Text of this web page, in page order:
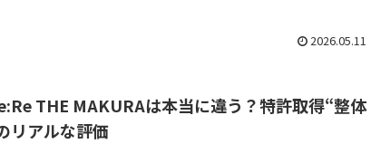
2026.05.11
THE MAKURAは本当に違う？特許取得“整体
リアルな評価